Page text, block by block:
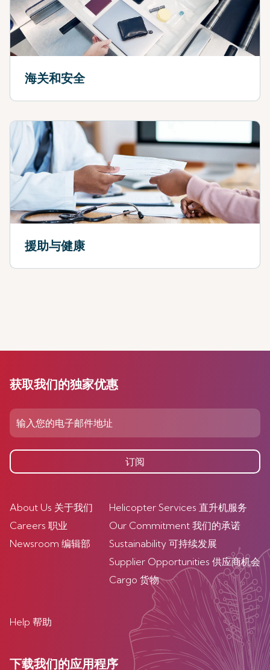
海关和安全
援助与健康
获取我们的独家优惠
订阅
About Us 关于我们
Careers 职业
Newsroom 编辑部
Helicopter Services 直升机服务
Our Commitment 我们的承诺
Sustainability 可持续发展
Supplier Opportunities 供应商机会
Cargo 货物
Help 帮助
下载我们的应用程序